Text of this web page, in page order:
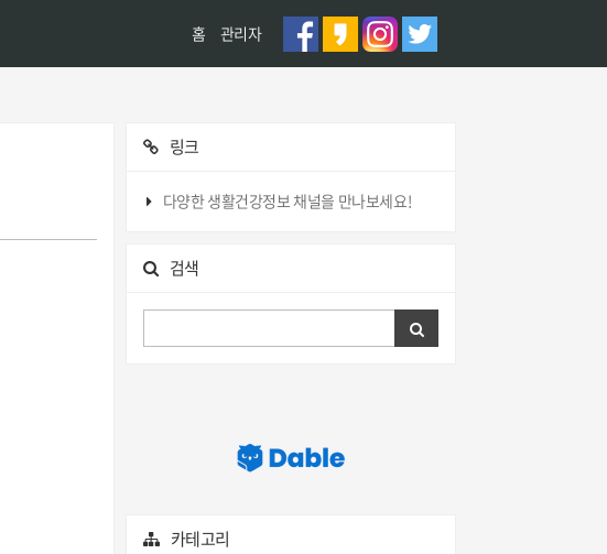
홈 관리자
링크
다양한 생활건강정보 채널을 만나보세요!
검색
카테고리